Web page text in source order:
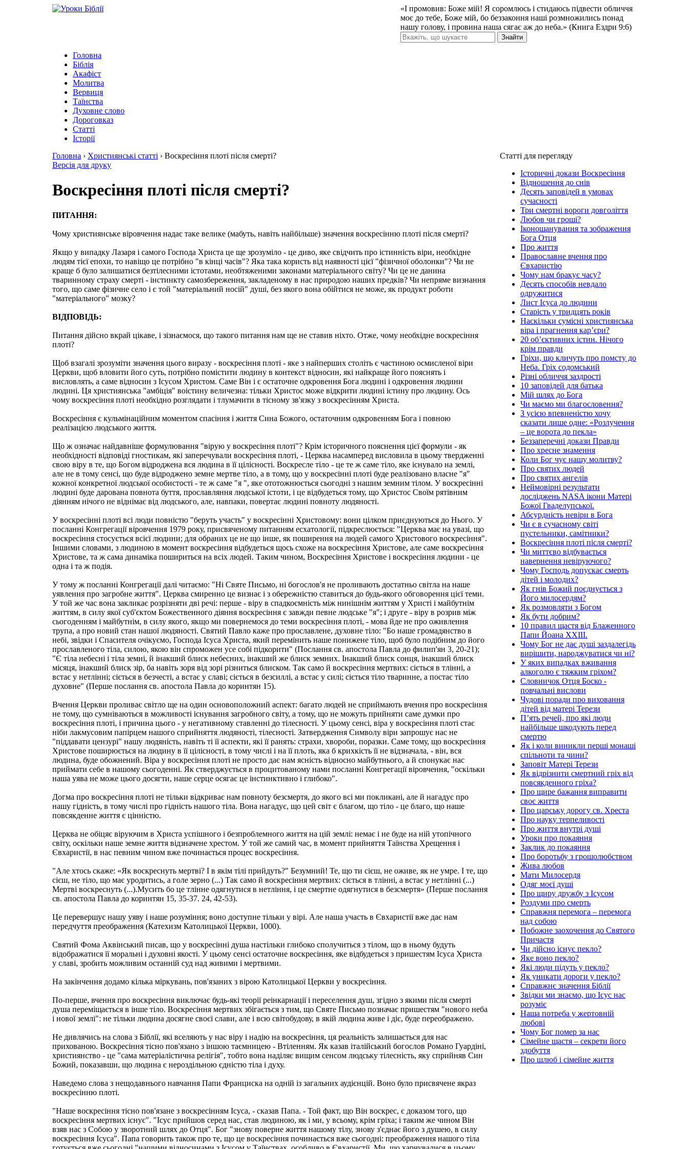
«І промовив: Боже мій! Я соромлюсь і стидаюсь підвести обличчя
моє до тебе, Боже мій, бо беззаконня наші розмножились понад
нашу голову, і провина наша сягає аж до неба.» (Книга Ездри 9:6)
Знайти
Головна
Біблія
Акафіст
Молитва
Вервиця
Таїнства
Духовне слово
Дороговказ
Cтатті
Історії
Головна › Християнські статті › Воскресіння плоті після смерті?
Версія для друку
Воскресіння плоті після смерті?
ПИТАННЯ:
Чому християнське віровчення надає таке велике (мабуть, навіть найбільше) значення воскресінню плоті після смерті?
Якщо у випадку Лазаря і самого Господа Христа це ще зрозуміло - це диво, яке свідчить про істинність віри, необхідне
людям тієї епохи, то навіщо це потрібно "в кінці часів"? Яка така користь від наявності цієї "фізичної оболонки"? Чи не
краще б було залишатися безтілесними істотами, необтяженими законами матеріального світу? Чи це не данина
тваринному страху смерті - інстинкту самозбереження, закладеному в нас природою наших предків? Чи непряме визнання
того, що саме фізичне село і є той "матеріальний носій" душі, без якого вона обійтися не може, як продукт роботи
"матеріального" мозку?
ВІДПОВІДЬ:
Питання дійсно вкрай цікаве, і зізнаємося, що такого питання нам ще не ставив ніхто. Отже, чому необхідне воскресіння
плоті?
Щоб взагалі зрозуміти значення цього виразу - воскресіння плоті - яке з найперших століть є частиною осмисленої віри
Церкви, щоб вловити його суть, потрібно помістити людину в контекст відносин, які найкраще його пояснять і
висловлять, а саме відносин з Ісусом Христом. Саме Він і є остаточне одкровення Бога людині і одкровення людини
людині. Ця християнська "амбіція" воістину величезна: тільки Христос може відкрити людині істину про людину. Ось
чому воскресіння плоті необхідно розглядати і тлумачити в тісному зв'язку з воскресінням Христа.
Воскресіння є кульмінаційним моментом спасіння і життя Сина Божого, остаточним одкровенням Бога і повною
реалізацією людського життя.
Що ж означає найдавніше формулювання "вірую у воскресіння плоті"? Крім історичного пояснення цієї формули - як
необхідності відповіді гностикам, які заперечували воскресіння плоті, - Церква насамперед висловила в цьому твердженні
свою віру в те, що Богом відроджена вся людина в її цілісності. Воскресле тіло - це те ж саме тіло, яке існувало на землі,
але не в тому сенсі, що буде відроджено земне мертве тіло, а в тому, що у воскресінні плоті буде реалізовано власне "я"
кожної конкретної людської особистості - те ж саме "я ", яке ототожнюється сьогодні з нашим земним тілом. У воскресінні
людині буде дарована повнота буття, прославляння людської істоти, і це відбудеться тому, що Христос Своїм рятівним
діянням нічого не віднімає від людського, але, навпаки, повертає людині повноту людяності.
У воскресінні плоті всі люди повністю "беруть участь" у воскресінні Христовому: вони цілком приєднуються до Нього. У
посланні Конгрегації віровчення 1979 року, присвяченому питанням есхатології, підкреслюється: "Церква має на увазі, що
воскресіння стосується всієї людини; для обраних це не що інше, як поширення на людей самого Христового воскресіння".
Іншими словами, з людиною в момент воскресіння відбудеться щось схоже на воскресіння Христове, але саме воскресіння
Христове, та ж сама динаміка пошириться на всіх людей. Таким чином, Воскресіння Христове і воскресіння людини - це
одна і та ж подія.
У тому ж посланні Конгрегації далі читаємо: "Ні Святе Письмо, ні богослов'я не проливають достатньо світла на наше
уявлення про загробне життя". Церква смиренно це визнає і з обережністю ставиться до будь-якого обговорення цієї теми.
У той же час вона закликає розрізняти дві речі: перше - віру в спадкоємність між нинішнім життям у Христі і майбутнім
життям, в силу якої суб'єктом Божественного діяння воскресіння є завжди певне людське "я"; і друге - віру в розрив між
сьогоденням і майбутнім, в силу якого, якщо ми повернемося до теми воскресіння плоті, - мова йде не про оживлення
трупа, а про новий стан нашої людяності. Святий Павло каже про прославлене, духовне тіло: "Бо наше громадянство в
небі, звідки і Спасителя очікуємо, Господа Ісуса Христа, який перемінить наше понижене тіло, щоб було подібним до його
прославленого тіла, силою, якою він спроможен усе собі підкорити" (Послання св. апостола Павла до филип'ян 3, 20-21);
"Є тіла небесні і тіла земні, й інакший блиск небесних, інакший же блиск земних. Інакший блиск сонця, інакший блиск
місяця, інакший блиск зір, ба навіть зоря від зорі різниться блиском. Так само й воскресіння мертвих: сіється в тлінні, а
встає у нетлінні; сіється в безчесті, а встає у славі; сіється в безсиллі, а встає у силі; сіється тіло тваринне, а постає тіло
духовне" (Перше послання св. апостола Павла до коринтян 15).
Вчення Церкви проливає світло ще на один основоположний аспект: багато людей не сприймають вчення про воскресіння
не тому, що сумніваються в можливості існування загробного світу, а тому, що не можуть прийняти саме думки про
воскресіння плоті, і причина цього - у негативному ставленні до тілесності. У цьому сенсі, віра у воскресіння плоті стає
ніби лакмусовим папірцем нашого сприйняття людяності, тілесності. Затвердження Символу віри запрошує нас не
"піддавати цензурі" нашу людяність, навіть ті її аспекти, які її ранять: страхи, хвороби, поразки. Саме тому, що воскресіння
Христове поширюється на людину в її цілісності, в тому числі і на її плоть, яка б крихкість її не відзначала, - він, вся
людина, буде обожнений. Віра у воскресіння плоті не просто дає нам ясність відносно майбутнього, а й спонукає нас
приймати себе в нашому сьогоденні. Як стверджується в процитованому нами посланні Конгрегації віровчення, "оскільки
наша уява не може цього досягти, наше серце осягає це інстинктивно і глибоко".
Догма про воскресіння плоті не тільки відкриває нам повноту безсмертя, до якого всі ми покликані, але й нагадує про
нашу гідність, в тому числі про гідність нашого тіла. Вона нагадує, що цей світ є благом, що тіло - це благо, що наше
повсякденне життя є цінністю.
Церква не обіцяє віруючим в Христа успішного і безпроблемного життя на цій землі: немає і не буде на ній утопічного
світу, оскільки наше земне життя відзначене хрестом. У той же самий час, в момент прийняття Таїнства Хрещення і
Євхаристії, в нас певним чином вже починається процес воскресіння.
"Але хтось скаже: «Як воскреснуть мертві? І в якім тілі прийдуть?" Безумний! Те, що ти сієш, не оживе, як не умре. І те, що
сієш, не тіло, що має уродитись, а голе зерно (...) Так само й воскресіння мертвих: сіється в тлінні, а встає у нетлінні (...)
Мертві воскреснуть (...).Мусить бо це тлінне одягнутися в нетління, і це смертне одягнутися в безсмертя» (Перше послання
св. апостола Павла до коринтян 15, 35-37. 24, 42-53).
Це перевершує нашу уяву і наше розуміння; воно доступне тільки у вірі. Але наша участь в Євхаристії вже дає нам
передчуття преображення (Катехизм Католицької Церкви, 1000).
Святий Фома Аквінський писав, що у воскресінні душа настільки глибоко сполучиться з тілом, що в ньому будуть
відображатися її моральні і духовні якості. У цьому сенсі остаточне воскресіння, яке відбудеться з пришестям Ісуса Христа
у славі, зробить можливим останній суд над живими і мертвими.
На закінчення додамо кілька міркувань, пов'язаних з вірою Католицької Церкви у воскресіння.
По-перше, вчення про воскресіння виключає будь-які теорії реінкарнації і переселення душ, згідно з якими після смерті
душа переміщається в інше тіло. Воскресіння мертвих збігається з тим, що Святе Письмо позначає пришестям "нового неба
і нової землі": не тільки людина досягне своєї слави, але і всю світобудову, в якій людина живе і діє, буде переображено.
Не дивлячись на слова з Біблії, які вселяють у нас віру і надію на воскресіння, ця реальність залишається для нас
прихованою. Воскресіння тісно пов'язано з іншою таємницею - Втіленням. Як казав італійський богослов Романо Гуардіні,
християнство - це "сама матеріалістична релігія", тобто вона наділяє вищим сенсом людську тілесність, яку сприйняв Син
Божий, показавши, що людина є нероздільною єдністю тіла і духу.
Наведемо слова з нещодавнього навчання Папи Франциска на одній із загальних аудієнцій. Воно було присвячене якраз
воскресінню плоті.
"Наше воскресіння тісно пов'язане з воскресінням Ісуса, - сказав Папа. - Той факт, що Він воскрес, є доказом того, що
воскресіння мертвих існує". "Ісус прийшов серед нас, став людиною, як і ми, у всьому, крім гріха; і таким же чином Він
взяв нас з Собою у зворотний шлях до Отця". Бог "знову поверне життя нашому тілу, знову з'єднає його з душею, в силу
воскресіння Ісуса". Папа говорить також про те, що це воскресіння починається вже сьогодні: преображення нашого тіла
Статті для перегляду
Історичні докази Воскресіння
Відношення до снів
Десять заповідей в умовах
сучасності
Три смертні вороги довголіття
Любов чи гроші?
Іконошанування та зображення
Бога Отця
Про життя
Православне вчення про
Євхаристію
Чому нам бракує часу?
Десять способів невдало
одружитися
Лист Ісуса до людини
Старість у тридцять років
Наскільки сумісні християнська
віра і прагнення кар’єри?
20 об’єктивних істин. Нічого
крім правди
Гріхи, що кличуть про помсту до
Неба. Гріх содомський
Різні обличчя заздрості
10 заповідей для батька
Мій шлях до Бога
Чи маємо ми благословення?
З усією впевненістю хочу
сказати лише одне: «Розлучення
– це ворота до пекла»
Беззаперечні докази Правди
Про хресне знамення
Коли Бог чує нашу молитву?
Про святих людей
Про святих ангелів
Неймовірні результати
досліджень NASA ікони Матері
Божої Гваделупської.
Абсурдність невіри в Бога
Чи є в сучасному світі
пустельники, самітники?
Воскресіння плоті після смерті?
Чи миттєво відбувається
навернення невіруючого?
Чому Господь допускає смерть
дітей і молодих?
Як гнів Божий поєднується з
Його милосердям?
Як розмовляти з Богом
Як бути добрим?
10 правил щастя від Блаженного
Папи Йоана XXIII.
Чому Бог не дає душі заздалегідь
вирішити, народжуватися чи ні?
У яких випадках вживання
алкоголю є тяжким гріхом?
Словничок Отця Боско -
повчальні вислови
Чудові поради про виховання
дітей від матері Терези
П’ять речей, про які люди
найбільше шкодують перед
смертю
Як і коли виникли перші монаші
спільноти та чини?
Заповіт Матері Терези
Як відрізнити смертний гріх від
повсякденного гріха?
Про щире бажання виправити
своє життя
Про царську дорогу св. Хреста
Про науку терпеливості
Про життя внутрі душі
Уроки про покаяння
Заклик до покаяння
Про боротьбу з грошолюбством
Жива любов
Мати Милосердя
Одяг моєї душі
Про щиру дружбу з Ісусом
Роздуми про смерть
Справжня перемога – перемога
над собою
Побожне заохочення до Святого
Причастя
Чи дійсно існує пекло?
Яке воно пекло?
Які люди підуть у пекло?
Як уникати дороги у пекло?
Справжнє значення Біблії
Звідки ми знаємо, що Ісус нас
розуміє
Наша потреба у жертовній
любові
Чому Бог помер за нас
Сімейне щастя – секрети його
здобуття
Про шлюб і сімейне життя